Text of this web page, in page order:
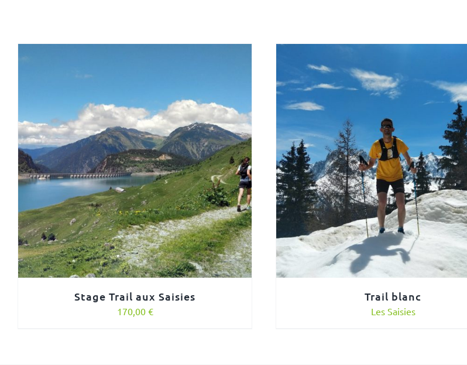
Stage Trail aux Saisies
170,00 €
Trail blanc
Les Saisies